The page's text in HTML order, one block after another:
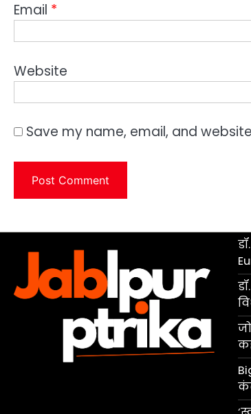
Email *
Website
Save my name, email, and